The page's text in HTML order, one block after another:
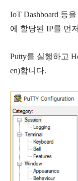
IoT Dashboard 등
에 할당된 IP를 먼
Putty를 실행하고
en)합니다.